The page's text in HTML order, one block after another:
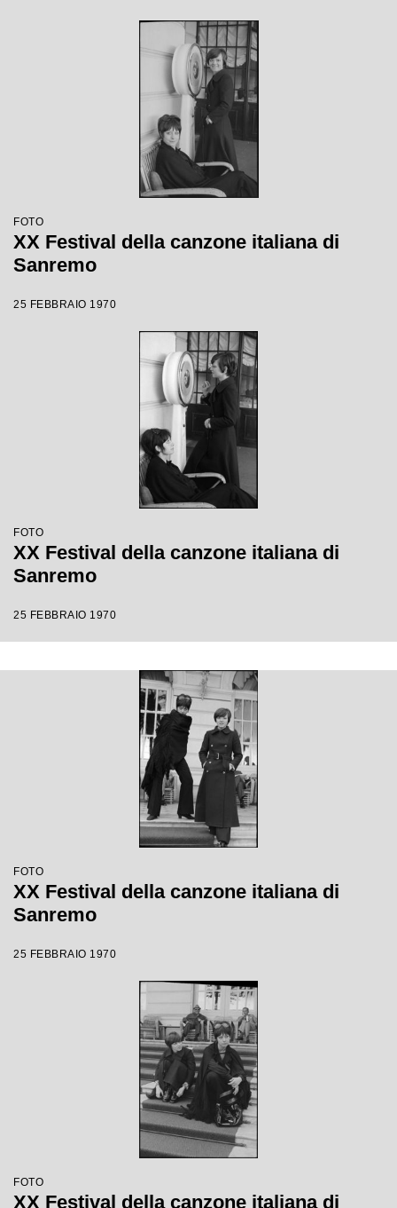
FOTO
XX Festival della canzone italiana di
Sanremo
25 FEBBRAIO 1970
FOTO
XX Festival della canzone italiana di
Sanremo
25 FEBBRAIO 1970
FOTO
XX Festival della canzone italiana di
Sanremo
25 FEBBRAIO 1970
FOTO
XX Festival della canzone italiana di